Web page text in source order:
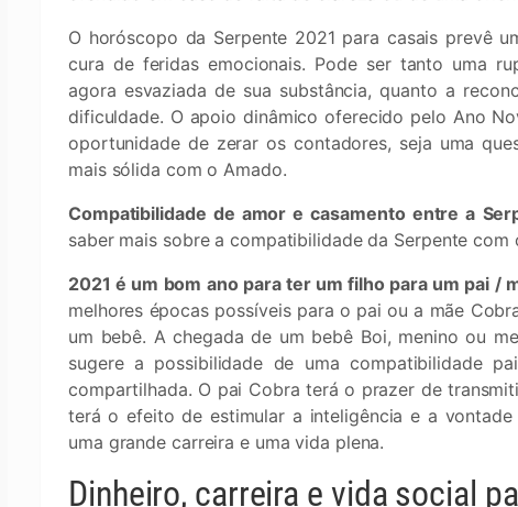
O horóscopo da Serpente 2021 para casais prevê
cura de feridas emocionais. Pode ser tanto uma
agora esvaziada de sua substância, quanto a
dificuldade. O apoio dinâmico oferecido pelo Ano
oportunidade de zerar os contadores, seja uma
mais sólida com o Amado.
Compatibilidade de amor e casamento entre a
saber mais sobre a compatibilidade da Serpente com
2021 é um bom ano para ter um filho para um pai /
melhores épocas possíveis para o pai ou a mãe
um bebê. A chegada de um bebê Boi, menino ou
sugere a possibilidade de uma compatibilidade
compartilhada. O pai Cobra terá o prazer de
terá o efeito de estimular a inteligência e a
uma grande carreira e uma vida plena.
Dinheiro, carreira e vida social